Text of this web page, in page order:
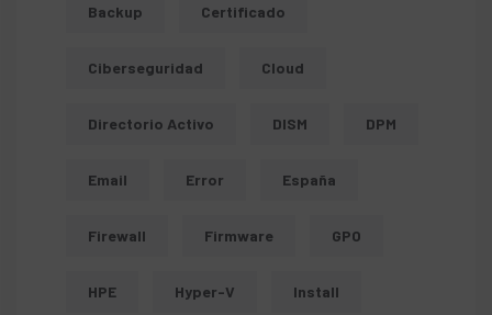
Backup Certificado
Ciberseguridad Cloud
Directorio Activo DISM DPM
Email Error España
Firewall Firmware GPO
HPE Hyper-V Install